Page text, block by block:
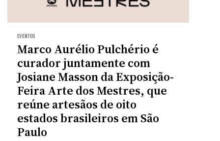
EVENTOS
Marco Aurélio Pulchério é
curador juntamente com
Josiane Masson da Exposição-
Feira Arte dos Mestres, que
reúne artesãos de oito
estados brasileiros em São
Paulo